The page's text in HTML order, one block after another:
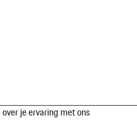
je ervaring met ons